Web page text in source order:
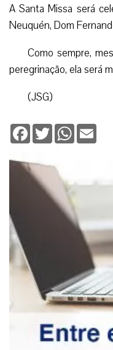
A Santa Missa será
Neuquén, Dom
Como sempre,
peregrinação, ela será
(JSG)
Facebook
TwitterWhatsApp